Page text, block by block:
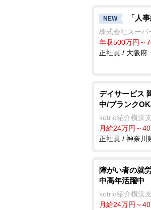
NEW 「人
株式会社スーパ
年収500万円～
正社員 / 大阪府
デイサービス
中/ブランク
kotrio紹介横浜
月給24万円～
正社員 / 神奈川
障がい者の就
中高年活躍中
kotrio紹介横浜
月給24万円～